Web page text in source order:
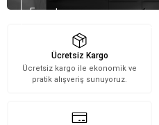
Ücretsiz Kargo
Ücretsiz kargo ile ekonomik ve
pratik alışveriş sunuyoruz.